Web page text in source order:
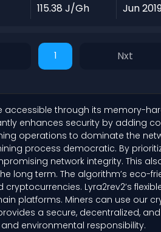
115.38 J/Gh Jun
1
through its memory-
enhances security by adding
operations to dominate the
process democratic. By
network integrity. This
long term. The algorithm’s eco-
Lyra2rev2’s
platforms. Miners can use our
a secure, decentralized,
environmental responsibility.